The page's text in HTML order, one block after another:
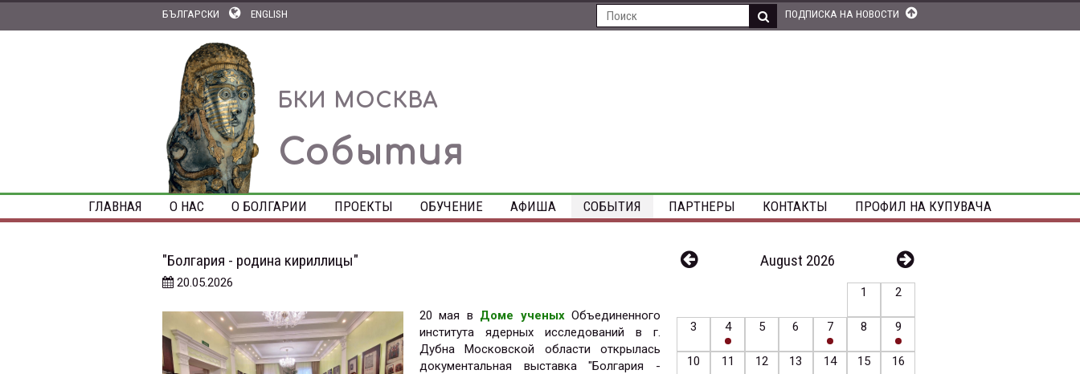
БЪЛГАРСКИ ENGLISH ПОДПИСКА НА НОВОСТИ
БКИ МОСКВА
События
ГЛАВНАЯ О НАС О БОЛГАРИИ ПРОЕКТЫ ОБУЧЕНИЕ АФИША СОБЫТИЯ ПАРТНЕРЫ КОНТАКТЫ ПРОФИЛ НА КУПУВАЧА
"Болгария - родина кириллицы"
20.05.2026
20 мая в Доме ученыхОбъединенного
института ядерных исследований в г.
Дубна Московской области открылась
документальная выставка "Болгария -
August 2026
1 2
3 4 5 6 7 8 9
10 11 12 13 14 15 16